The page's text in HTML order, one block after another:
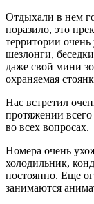
Отдыхали в нем
поразило, это
территории
шезлонги,
даже свой мини
охраняемая
Нас встретил
протяжении
во всех вопросах.
Номера очень
холодильник,
постоянно. Еще
занимаются